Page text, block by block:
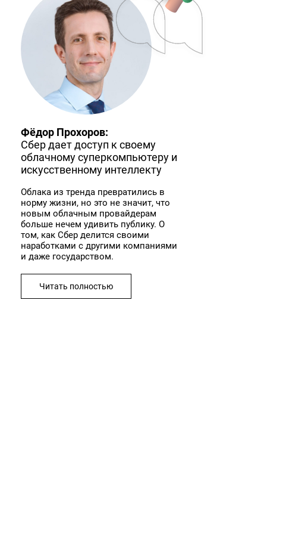
Фёдор Прохоров:
Сбер дает доступ к своему
облачному суперкомпьютеру и
искусственному интеллекту
Облака из тренда превратились в
норму жизни, но это не значит, что
новым облачным провайдерам
больше нечем удивить публику. О
том, как Сбер делится своими
наработками с другими компаниями
и даже государством.
Читать полностью